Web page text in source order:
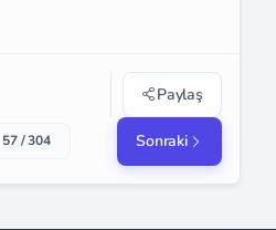
Paylaş
57 / 304 Sonraki